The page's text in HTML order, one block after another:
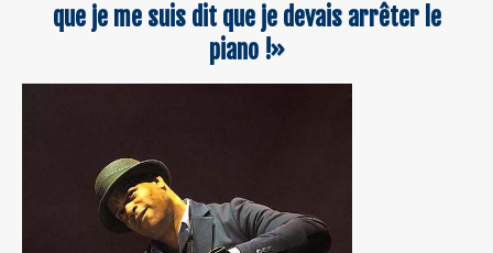
que je me suis dit que je devais arrêter le
piano !»